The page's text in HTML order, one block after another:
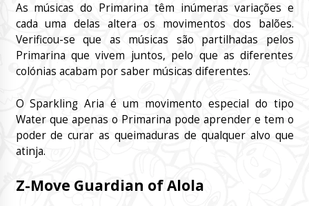
As músicas do Primarina têm inúmeras variações e
cada uma delas altera os movimentos dos balões.
Verificou-se que as músicas são partilhadas pelos
Primarina que vivem juntos, pelo que as diferentes
colónias acabam por saber músicas diferentes.
O Sparkling Aria é um movimento especial do tipo
Water que apenas o Primarina pode aprender e tem o
poder de curar as queimaduras de qualquer alvo que
atinja.
Z-Move Guardian of Alola